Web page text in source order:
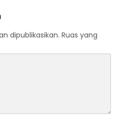
dipublikasikan. Ruas yang